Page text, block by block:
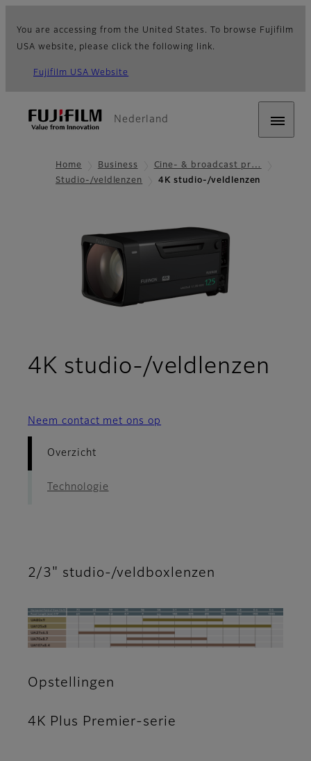
You are accessing from the United States. To browse Fujifilm
USA website, please click the following link.
Fujifilm USA Website
Nederland
Home Business
Cine- & broadcast pr…
Studio-/veldlenzen
4K studio-/veldlenzen
4K studio-/veldlenzen
Neem contact met ons op
Overzicht
Technologie
2/3" studio-/veldboxlenzen
Opstellingen
4K Plus Premier-serie